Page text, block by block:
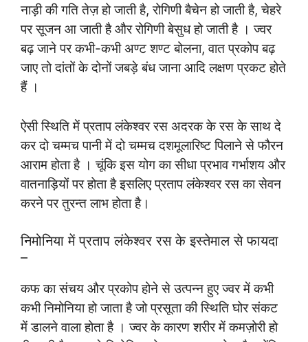
नाड़ी की गति तेज़ हो जाती है, रोगिणी बैचेन हो जाती है, चेहरे
पर सूजन आ जाती है और रोगिणी बेसुध हो जाती है । ज्वर
बढ़ जाने पर कभी-कभी अण्ट शण्ट बोलना, वात प्रकोप बढ़
जाए तो दांतों के दोनों जबड़े बंध जाना आदि लक्षण प्रकट होते
हैं ।
ऐसी स्थिति में प्रताप लंकेश्वर रस अदरक के रस के साथ दे
कर दो चम्मच पानी में दो चम्मच दशमूलारिष्ट पिलाने से फौरन
आराम होता है । चूंकि इस योग का सीधा प्रभाव गर्भाशय और
वातनाड़ियों पर होता है इसलिए प्रताप लंकेश्वर रस का सेवन
करने पर तुरन्त लाभ होता है।
निमोनिया में प्रताप लंकेश्वर रस के इस्तेमाल से फायदा
–
कफ का संचय और प्रकोप होने से उत्पन्न हुए ज्वर में कभी
कभी निमोनिया हो जाता है जो प्रसूता की स्थिति घोर संकट
में डालने वाला होता है । ज्वर के कारण शरीर में कमज़ोरी हो